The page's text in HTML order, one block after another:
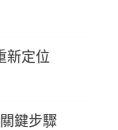
新定位
鍵步驟